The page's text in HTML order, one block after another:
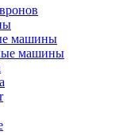
машины
машины